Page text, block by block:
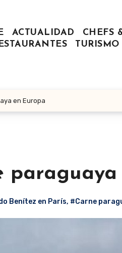
ACTUALIDAD CHEFS
TURISMO
en Europa
Benítez en París, #Carne